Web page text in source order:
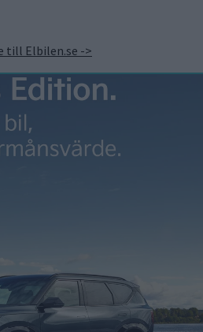
till Elbilen.se ->
mer om